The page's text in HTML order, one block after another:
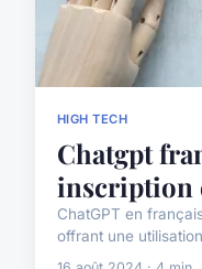
HIGH TECH
Chatgpt
inscription
ChatGPT en
offrant une